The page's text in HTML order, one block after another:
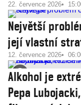
22. července 2026
Největší
její vlastní
12. července 2026
Alkohol je
Pepa